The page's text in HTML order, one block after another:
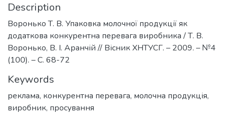
Description
Воронько Т. В. Упаковка молочної продукції як
додаткова конкурентна перевага виробника / Т. В.
Воронько, В. І. Аранчій // Вісник ХНТУСГ. – 2009. – №4
(100). – С. 68-72
Keywords
реклама, конкурентна перевага, молочна продукція,
виробник, просування